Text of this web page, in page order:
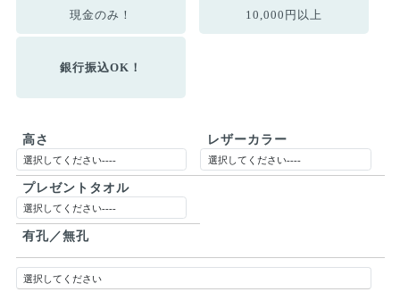
現金のみ！
10,000円以上
銀行振込OK！
高さ レザーカラー
プレゼントタオル
有孔／無孔